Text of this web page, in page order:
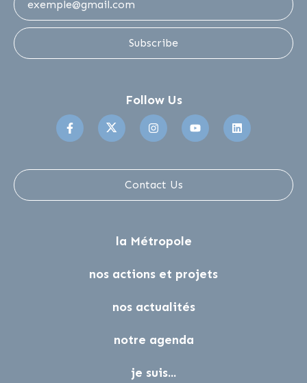
Subscribe
Follow Us
Suivez-nous sur Facebook
Suivez-nous sur Twitter
Suivez-nous surSuivez-nous sur
Contact Us
la Métropole
nos actions et projets
nos actualités
notre agenda
je suis...